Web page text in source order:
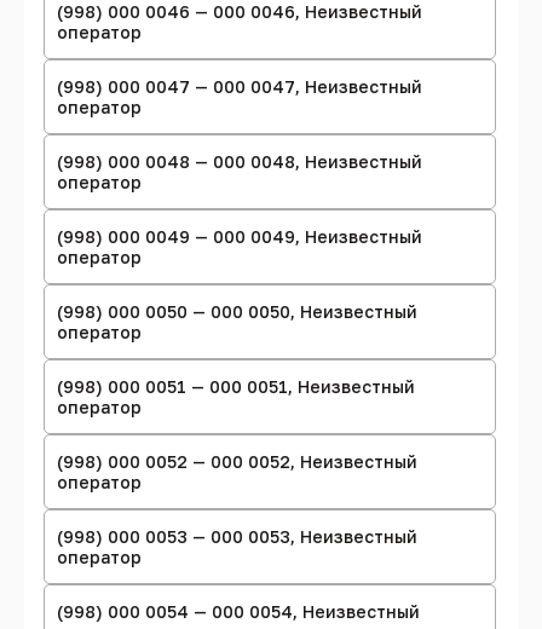
(998) 000 0046 — 000 0046, Неизвестный
оператор
(998) 000 0047 — 000 0047, Неизвестный
оператор
(998) 000 0048 — 000 0048, Неизвестный
оператор
(998) 000 0049 — 000 0049, Неизвестный
оператор
(998) 000 0050 — 000 0050, Неизвестный
оператор
(998) 000 0051 — 000 0051, Неизвестный
оператор
(998) 000 0052 — 000 0052, Неизвестный
оператор
(998) 000 0053 — 000 0053, Неизвестный
оператор
(998) 000 0054 — 000 0054, Неизвестный